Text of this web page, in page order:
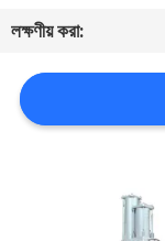
যোগাযোগ
করুন
লক্ষণীয় করা: